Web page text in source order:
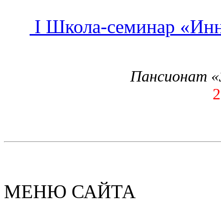
I Школа-семинар
Пансионат
МЕНЮ САЙТА